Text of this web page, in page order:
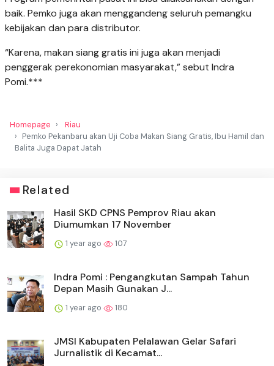
baik. Pemko juga akan menggandeng seluruh pemangku
kebijakan dan para distributor.
“Karena, makan siang gratis ini juga akan menjadi
penggerak perekonomian masyarakat,” sebut Indra
Pomi.***
Homepage
Riau
Pemko Pekanbaru akan Uji Coba Makan Siang Gratis, Ibu Hamil dan
Balita Juga Dapat Jatah
Related
Hasil SKD CPNS Pemprov Riau akan
Diumumkan 17 November
1 year ago 107
Indra Pomi : Pengangkutan Sampah Tahun
Depan Masih Gunakan J...
1 year ago 180
JMSI Kabupaten Pelalawan Gelar Safari
Jurnalistik di Kecamat...